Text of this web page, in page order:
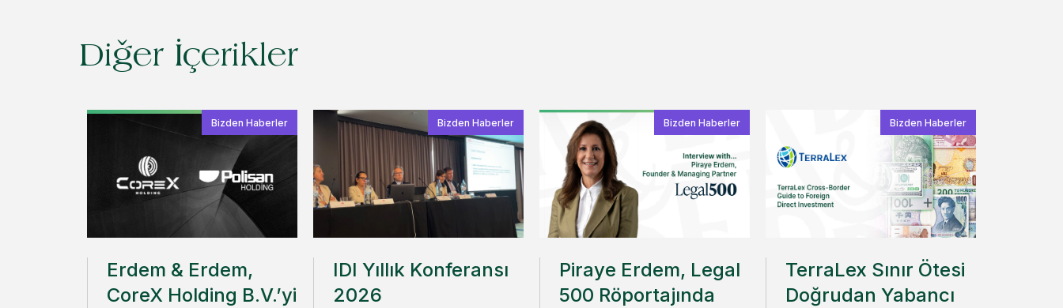
Diğer İçerikler
Bizden Haberler
Erdem & Erdem,
CoreX Holding B.V.’yi
Bizden Haberler
IDI Yıllık Konferansı
2026
Bizden Haberler
Piraye Erdem, Legal
500 Röportajında
Bizden Haberler
TerraLex Sınır Ötesi
Doğrudan Yabancı